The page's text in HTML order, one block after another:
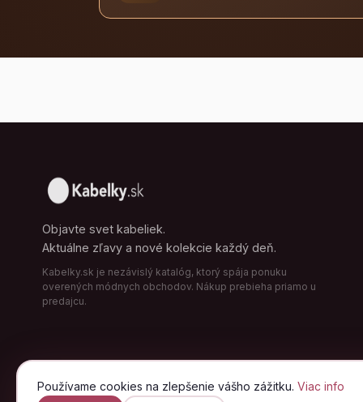
Používame cookies na zlepšenie vášho zážitku. Viac info
Objavte svet kabeliek.
Aktuálne zľavy a nové kolekcie každý deň.
Kabelky.sk je nezávislý katalóg, ktorý spája ponuku
overených módnych obchodov. Nákup prebieha priamo u
predajcu.